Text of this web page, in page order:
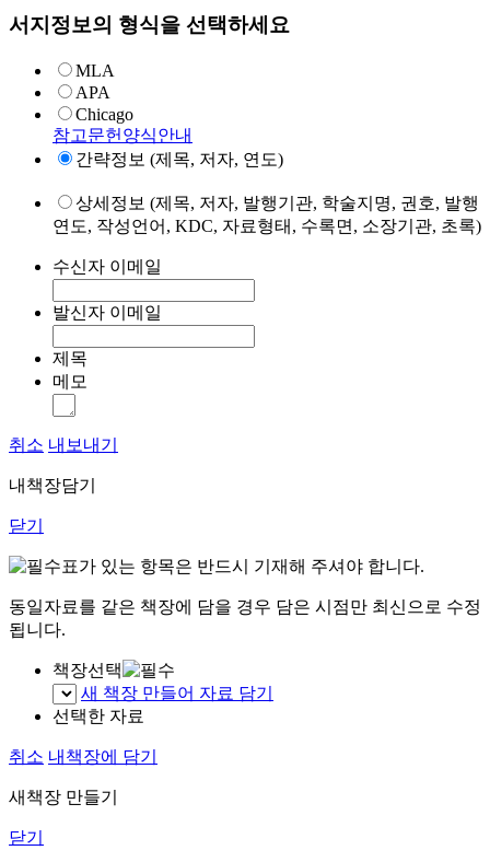
서지정보의 형식을 선택하세요
MLA
APA
Chicago
참고문헌양식안내
간략정보 (제목, 저자, 연도)
상세정보 (제목, 저자, 발행기관, 학술지명, 권호, 발행
연도, 작성언어, KDC, 자료형태, 수록면, 소장기관, 초록)
수신자 이메일
발신자 이메일
제목
메모
취소 내보내기
내책장담기
닫기
표가 있는 항목은 반드시 기재해 주셔야 합니다.
동일자료를 같은 책장에 담을 경우 담은 시점만 최신으로 수정
됩니다.
책장선택
새 책장 만들어 자료 담기
선택한 자료
취소 내책장에 담기
새책장 만들기
닫기